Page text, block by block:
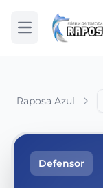
Abrir menu
Raposa Azul
Defensor